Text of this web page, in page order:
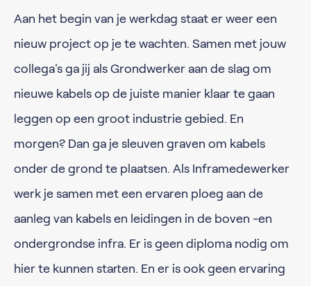
Aan het begin van je werkdag staat er weer een
nieuw project op je te wachten. Samen met jouw
collega's ga jij als Grondwerker aan de slag om
nieuwe kabels op de juiste manier klaar te gaan
leggen op een groot industrie gebied. En
morgen? Dan ga je sleuven graven om kabels
onder de grond te plaatsen. Als Inframedewerker
werk je samen met een ervaren ploeg aan de
aanleg van kabels en leidingen in de boven -en
ondergrondse infra. Er is geen diploma nodig om
hier te kunnen starten. En er is ook geen ervaring